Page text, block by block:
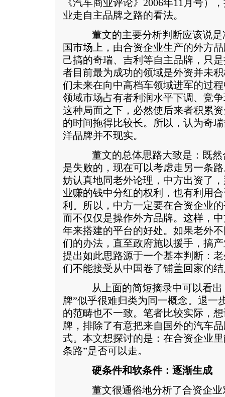
《汽车商业评论》2006年11月号）
业走自主品牌之路的看法。
董文的主要分析判断应该说是
国市场上，由合资企业生产的外方
己搞的奇瑞、吉利等自主品牌，只
者目前最为成功的领域是外资并未
们未来在向中高档车领域进军的过
领域市场占有者利润水平下调、竞
这种局面之下，必然使后来者积累
的时间拖得比较长。所以，认为奇
洋品牌并不现实。
董文的总体思路大致是：既然
是失败的，现在可以考虑走另一条
妨认真地同老外论理，中方出资了
业赚的钱中分红的权利，也有利用
利。所以，中方一定要在合资企业
而不仅仅是操作外方品牌。这样，
年来搭建的平台的好处。如果老外
们的办法，直至政府施以援手，搞
提出如此思路源于一个基本判断：
们不能接受从中国卷了铺盖回家的
从上面的简短摘录中可以看出
牌”似乎很难归类为同一概念。退一
的范畴也不一致。笔者比较实际，
牌，排除了有意把来自国外的汽车
式。本文想探讨的是：在合资企业
条路”是否可以走。
硬条件和软条件：逐渐生成
董文很通俗地分析了合资企业